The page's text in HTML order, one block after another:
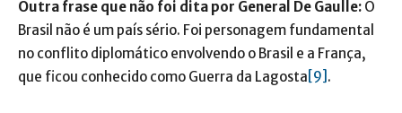
Outra frase que não foi dita por General De Gaulle: O
Brasil não é um país sério. Foi personagem fundamental
no conflito diplomático envolvendo o Brasil e a França,
que ficou conhecido como Guerra da Lagosta [9] .